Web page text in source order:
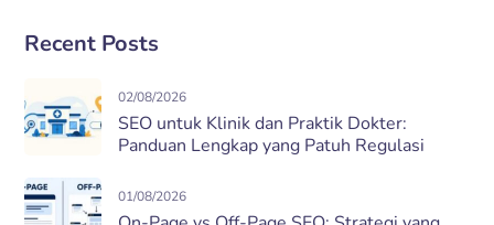
Recent Posts
02/08/2026
SEO untuk Klinik dan Praktik Dokter:
Panduan Lengkap yang Patuh Regulasi
01/08/2026